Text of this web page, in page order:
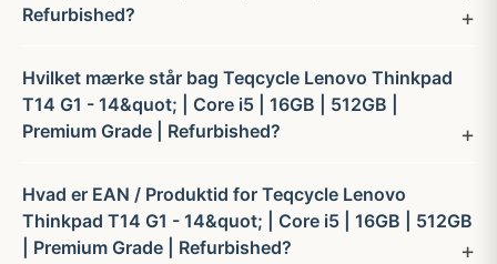
Refurbished?
Hvilket mærke står bag Teqcycle Lenovo Thinkpad
T14 G1 - 14&quot; | Core i5 | 16GB | 512GB |
Premium Grade | Refurbished?
Hvad er EAN / Produktid for Teqcycle Lenovo
Thinkpad T14 G1 - 14&quot; | Core i5 | 16GB | 512GB
| Premium Grade | Refurbished?